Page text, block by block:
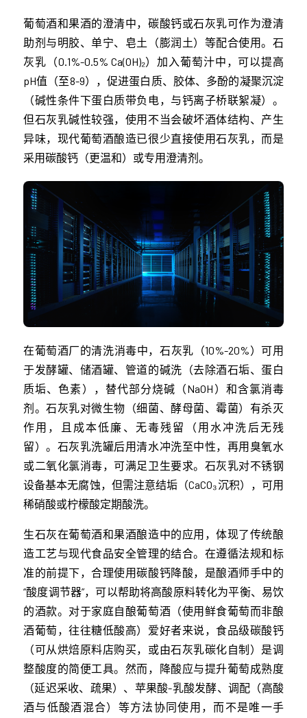
葡萄酒和果酒的澄清中，碳酸钙或石灰乳可作为澄清
助剂与明胶、单宁、皂土（膨润土）等配合使用。石
灰乳（0.1%-0.5% Ca(OH)₂）加入葡萄汁中，可以提高
pH值（至8-9），促进蛋白质、胶体、多酚的凝聚沉淀
（碱性条件下蛋白质带负电，与钙离子桥联絮凝）。
但石灰乳碱性较强，使用不当会破坏酒体结构、产生
异味，现代葡萄酒酿造已很少直接使用石灰乳，而是
采用碳酸钙（更温和）或专用澄清剂。
在葡萄酒厂的清洗消毒中，石灰乳（10%-20%）可用
于发酵罐、储酒罐、管道的碱洗（去除酒石垢、蛋白
质垢、色素），替代部分烧碱（NaOH）和含氯消毒
剂。石灰乳对微生物（细菌、酵母菌、霉菌）有杀灭
作用，且成本低廉、无毒残留（用水冲洗后无残
留）。石灰乳洗罐后用清水冲洗至中性，再用臭氧水
或二氧化氯消毒，可满足卫生要求。石灰乳对不锈钢
设备基本无腐蚀，但需注意结垢（CaCO₃沉积），可用
稀硝酸或柠檬酸定期酸洗。
生石灰在葡萄酒和果酒酿造中的应用，体现了传统酿
造工艺与现代食品安全管理的结合。在遵循法规和标
准的前提下，合理使用碳酸钙降酸，是酿酒师手中的
“酸度调节器”，可以帮助将高酸原料转化为平衡、易饮
的酒款。对于家庭自酿葡萄酒（使用鲜食葡萄而非酿
酒葡萄，往往糖低酸高）爱好者来说，食品级碳酸钙
（可从烘焙原料店购买，或由石灰乳碳化自制）是调
整酸度的简便工具。然而，降酸应与提升葡萄成熟度
（延迟采收、疏果）、苹果酸-乳酸发酵、调配（高酸
酒与低酸酒混合）等方法协同使用，而不是唯一手